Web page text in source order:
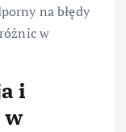
na błędy
w
i
w